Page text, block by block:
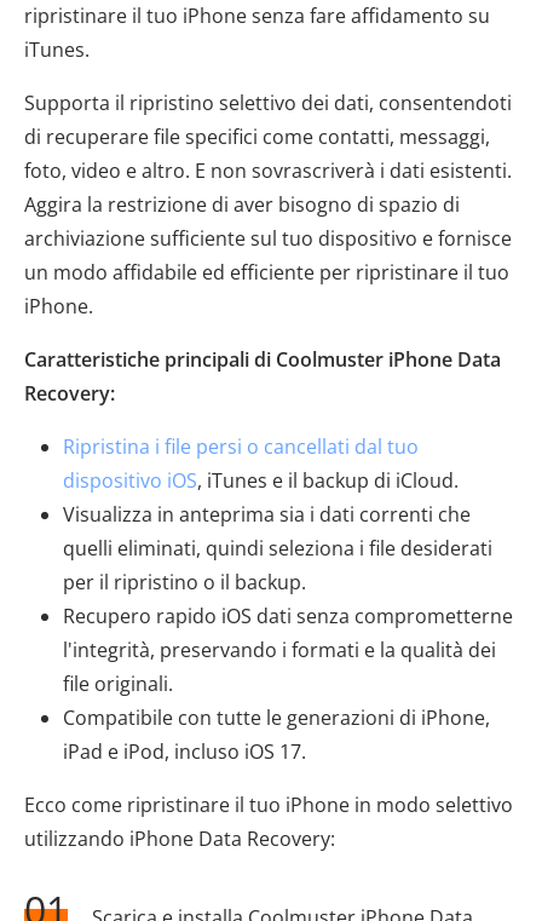
ripristinare il tuo iPhone senza fare affidamento su
iTunes.
Supporta il ripristino selettivo dei dati, consentendoti
di recuperare file specifici come contatti, messaggi,
foto, video e altro. E non sovrascriverà i dati esistenti.
Aggira la restrizione di aver bisogno di spazio di
archiviazione sufficiente sul tuo dispositivo e fornisce
un modo affidabile ed efficiente per ripristinare il tuo
iPhone.
Caratteristiche principali di Coolmuster iPhone Data
Recovery:
Ripristina i file persi o cancellati dal tuo
dispositivo iOS, iTunes e il backup di iCloud.
Visualizza in anteprima sia i dati correnti che
quelli eliminati, quindi seleziona i file desiderati
per il ripristino o il backup.
Recupero rapido iOS dati senza comprometterne
l'integrità, preservando i formati e la qualità dei
file originali.
Compatibile con tutte le generazioni di iPhone,
iPad e iPod, incluso iOS 17.
Ecco come ripristinare il tuo iPhone in modo selettivo
utilizzando iPhone Data Recovery:
01